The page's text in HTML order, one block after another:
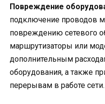
Повреждение
подключение проводов
повреждению сетевого
маршрутизаторы или
дополнительным
оборудования, а также
перерывам в работе сети.